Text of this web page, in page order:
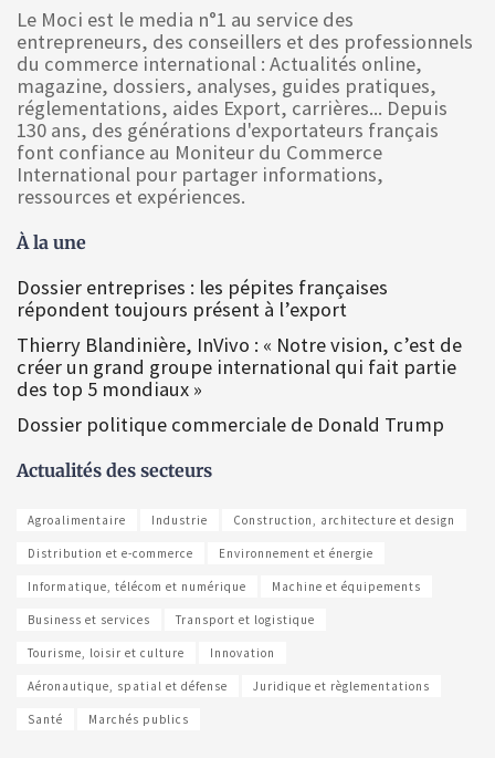
Le Moci est le media n°1 au service des
entrepreneurs, des conseillers et des professionnels
du commerce international : Actualités online,
magazine, dossiers, analyses, guides pratiques,
réglementations, aides Export, carrières... Depuis
130 ans, des générations d'exportateurs français
font confiance au Moniteur du Commerce
International pour partager informations,
ressources et expériences.
À la une
Dossier entreprises : les pépites françaises
répondent toujours présent à l’export
Thierry Blandinière, InVivo : « Notre vision, c’est de
créer un grand groupe international qui fait partie
des top 5 mondiaux »
Dossier politique commerciale de Donald Trump
Actualités des secteurs
Agroalimentaire Industrie Construction, architecture et design
Distribution et e-commerce Environnement et énergie
Informatique, télécom et numérique Machine et équipements
Business et services Transport et logistique
Tourisme, loisir et culture Innovation
Aéronautique, spatial et défense Juridique et règlementations
Santé Marchés publics